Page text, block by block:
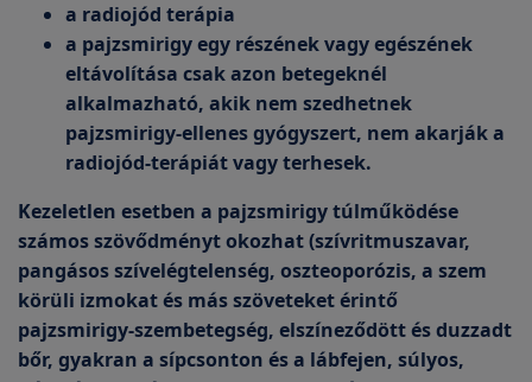
a radiojód terápia
a pajzsmirigy egy részének vagy egészének
eltávolítása csak azon betegeknél
alkalmazható, akik nem szedhetnek
pajzsmirigy-ellenes gyógyszert, nem akarják a
radiojód-terápiát vagy terhesek.
Kezeletlen esetben a pajzsmirigy túlműködése
számos szövődményt okozhat (szívritmuszavar,
pangásos szívelégtelenség, oszteoporózis, a szem
körüli izmokat és más szöveteket érintő
pajzsmirigy-szembetegség, elszíneződött és duzzadt
bőr, gyakran a sípcsonton és a lábfejen, súlyos,